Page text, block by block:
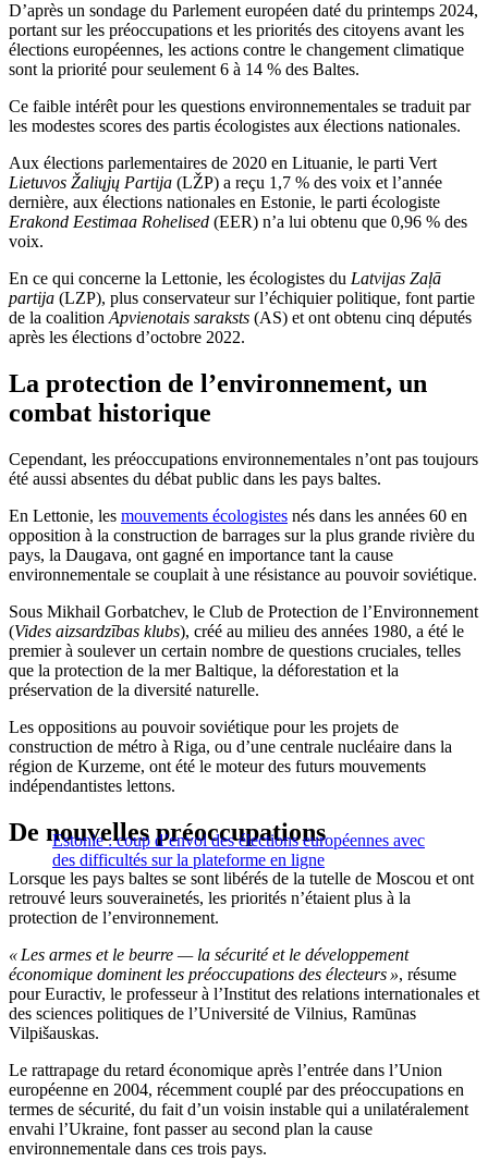
D’après un sondage du Parlement européen daté du printemps 2024,
portant sur les préoccupations et les priorités des citoyens avant les
élections européennes, les actions contre le changement climatique
sont la priorité pour seulement 6 à 14 % des Baltes.
Ce faible intérêt pour les questions environnementales se traduit par
les modestes scores des partis écologistes aux élections nationales.
Aux élections parlementaires de 2020 en Lituanie, le parti Vert
Lietuvos Žaliųjų Partija (LŽP) a reçu 1,7 % des voix et l’année
dernière, aux élections nationales en Estonie, le parti écologiste
Erakond Eestimaa Rohelised (EER) n’a lui obtenu que 0,96 % des
voix.
En ce qui concerne la Lettonie, les écologistes du Latvijas Zaļā
partija (LZP), plus conservateur sur l’échiquier politique, font partie
de la coalition Apvienotais saraksts (AS) et ont obtenu cinq députés
après les élections d’octobre 2022.
La protection de l’environnement, un
combat historique
Cependant, les préoccupations environnementales n’ont pas toujours
été aussi absentes du débat public dans les pays baltes.
En Lettonie, les mouvements écologistes nés dans les années 60 en
opposition à la construction de barrages sur la plus grande rivière du
pays, la Daugava, ont gagné en importance tant la cause
environnementale se couplait à une résistance au pouvoir soviétique.
Sous Mikhail Gorbatchev, le Club de Protection de l’Environnement
(Vides aizsardzības klubs), créé au milieu des années 1980, a été le
premier à soulever un certain nombre de questions cruciales, telles
que la protection de la mer Baltique, la déforestation et la
préservation de la diversité naturelle.
Les oppositions au pouvoir soviétique pour les projets de
construction de métro à Riga, ou d’une centrale nucléaire dans la
région de Kurzeme, ont été le moteur des futurs mouvements
indépendantistes lettons.
Estonie : coup d’envoi des élections européennes avec
des difficultés sur la plateforme en ligne
De nouvelles préoccupations
Lorsque les pays baltes se sont libérés de la tutelle de Moscou et ont
retrouvé leurs souverainetés, les priorités n’étaient plus à la
protection de l’environnement.
« Les armes et le beurre — la sécurité et le développement
économique dominent les préoccupations des électeurs », résume
pour Euractiv, le professeur à l’Institut des relations internationales et
des sciences politiques de l’Université de Vilnius, Ramūnas
Vilpišauskas.
Le rattrapage du retard économique après l’entrée dans l’Union
européenne en 2004, récemment couplé par des préoccupations en
termes de sécurité, du fait d’un voisin instable qui a unilatéralement
envahi l’Ukraine, font passer au second plan la cause
environnementale dans ces trois pays.